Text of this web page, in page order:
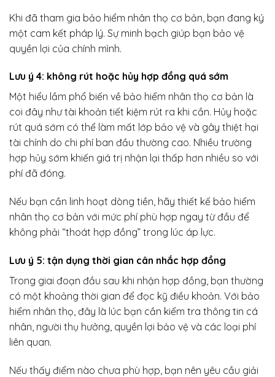
Khi đã tham gia bảo hiểm nhân thọ cơ bản, bạn đang ký
một cam kết pháp lý. Sự minh bạch giúp bạn bảo vệ
quyền lợi của chính mình.
Lưu ý 4: không rút hoặc hủy hợp đồng quá sớm
Một hiểu lầm phổ biến về bảo hiểm nhân thọ cơ bản là
coi đây như tài khoản tiết kiệm rút ra khi cần. Hủy hoặc
rút quá sớm có thể làm mất lớp bảo vệ và gây thiệt hại
tài chính do chi phí ban đầu thường cao. Nhiều trường
hợp hủy sớm khiến giá trị nhận lại thấp hơn nhiều so với
phí đã đóng.
Nếu bạn cần linh hoạt dòng tiền, hãy thiết kế bảo hiểm
nhân thọ cơ bản với mức phí phù hợp ngay từ đầu để
không phải “thoát hợp đồng” trong lúc áp lực.
Lưu ý 5: tận dụng thời gian cân nhắc hợp đồng
Trong giai đoạn đầu sau khi nhận hợp đồng, bạn thường
có một khoảng thời gian để đọc kỹ điều khoản. Với bảo
hiểm nhân thọ, đây là lúc bạn cần kiểm tra thông tin cá
nhân, người thụ hưởng, quyền lợi bảo vệ và các loại phí
liên quan.
Nếu thấy điểm nào chưa phù hợp, bạn nên yêu cầu giải